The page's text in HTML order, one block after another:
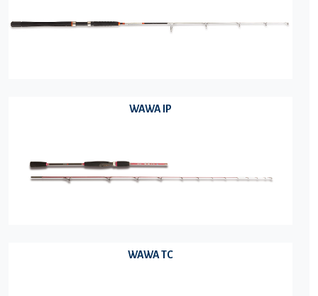
WAWA IP
WAWA TC